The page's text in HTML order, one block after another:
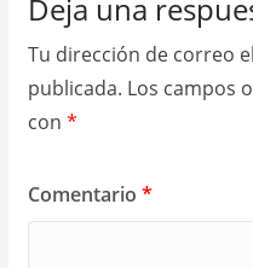
Deja una
Tu dirección de correo
publicada. Los campos
con *
Comentario *